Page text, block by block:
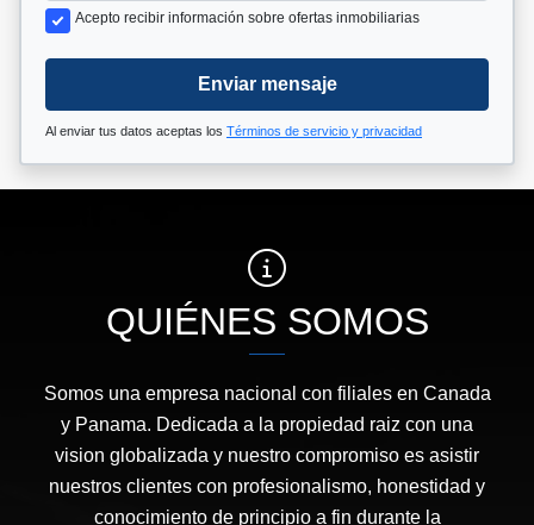
Acepto recibir información sobre ofertas inmobiliarias
Enviar mensaje
Al enviar tus datos aceptas los Términos de servicio y privacidad
QUIÉNES SOMOS
Somos una empresa nacional con filiales en Canada
y Panama. Dedicada a la propiedad raiz con una
vision globalizada y nuestro compromiso es asistir
nuestros clientes con profesionalismo, honestidad y
conocimiento de principio a fin durante la